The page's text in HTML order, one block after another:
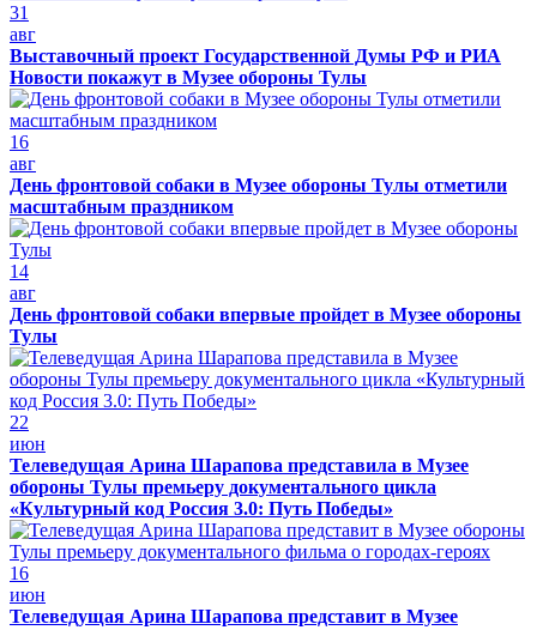
31
авг
Выставочный проект Государственной Думы РФ и РИА
Новости покажут в Музее обороны Тулы
16
авг
День фронтовой собаки в Музее обороны Тулы отметили
масштабным праздником
14
авг
День фронтовой собаки впервые пройдет в Музее обороны
Тулы
22
июн
Телеведущая Арина Шарапова представила в Музее
обороны Тулы премьеру документального цикла
«Культурный код Россия 3.0: Путь Победы»
16
июн
Телеведущая Арина Шарапова представит в Музее